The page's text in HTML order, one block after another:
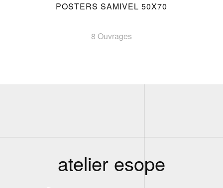
POSTERS SAMIVEL 50X70
8 Ouvrages
atelier esope